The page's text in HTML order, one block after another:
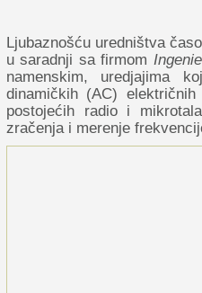
Ljubaznošću uredništva
u saradnji sa firmom
namenskim, uredjajima
dinamičkih (AC)
postojećih radio i
zračenja i merenje